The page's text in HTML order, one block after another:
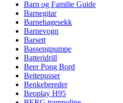
Barn og Familie Guide
Barnegitar
Barnehagesekk
Barnevogn
Barsett
Bassengpumpe
Batteridrill
Beer Pong Bord
Beitepusser
Benkebereder
Beoplay H95